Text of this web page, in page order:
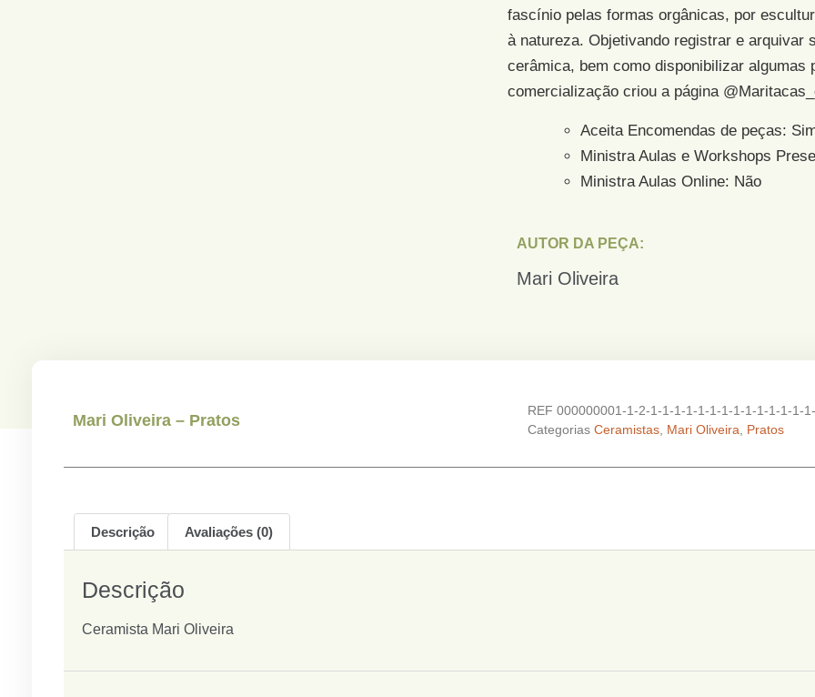
fascínio pelas formas orgânicas, por
à natureza. Objetivando registrar e arquivar
cerâmica, bem como disponibilizar algumas
comercialização criou a página
Aceita Encomendas de peças:
Ministra Aulas e Workshops
Ministra Aulas Online: Não
AUTOR DA PEÇA:
Mari Oliveira
Mari Oliveira – Pratos
REF000000001-1-2-1-1-1-1-1-1-1-1-1-1-1-1-1-
Categorias Ceramistas Mari Oliveira Pratos
Descrição Avaliações (0)
Descrição
Ceramista Mari Oliveira